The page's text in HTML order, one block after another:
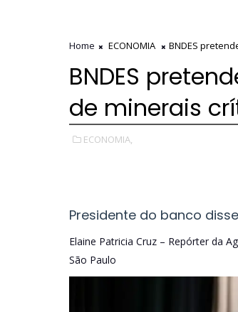
Home ECONOMIA BNDES
BNDES
de minerais
ECONOMIA,
Presidente do banco
Elaine Patricia Cruz – Repórter da
São Paulo